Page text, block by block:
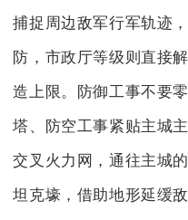
捕捉周边敌军行军轨迹
防，市政厅等级则直接
造上限。防御工事不要
塔、防空工事紧贴主城
交叉火力网，通往主城
坦克壕，借助地形延缓